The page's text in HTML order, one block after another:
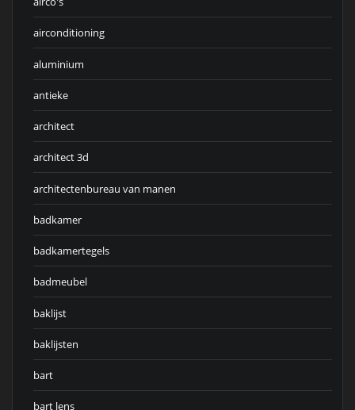
airconditioning
aluminium
antieke
architect
architect 3d
architectenbureau van manen
badkamer
badkamertegels
badmeubel
baklijst
baklijsten
bart
bart lens